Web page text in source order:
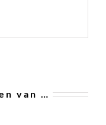
van …